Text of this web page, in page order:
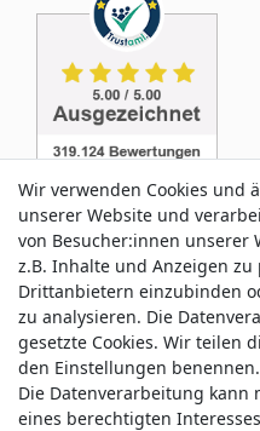
Service & Kontakt
Wünschen Sie
Wir verwenden Cookies und
unserer Website und
von Besucher:innen unserer
z.B. Inhalte und Anzeigen
Drittanbietern einzubinden
zu analysieren. Die
gesetzte Cookies. Wir teilen
den Einstellungen benennen.
Die Datenverarbeitung
eines berechtigten